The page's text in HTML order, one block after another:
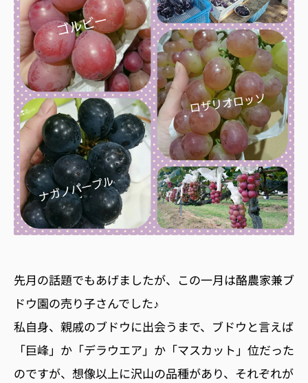
先月の話題でもあげましたが、この一月は酪農家兼ブ
ドウ園の売り子さんでした♪
私自身、親戚のブドウに出会うまで、ブドウと言えば
「巨峰」か「デラウエア」か「マスカット」位だった
のですが、想像以上に沢山の品種があり、それぞれが